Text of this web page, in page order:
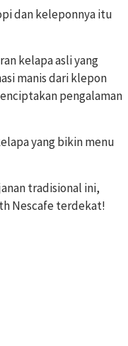
dan keleponnya itu
kelapa asli yang
manis dari klepon
pengalaman
yang bikin menu
tradisional ini,
Nescafe terdekat!